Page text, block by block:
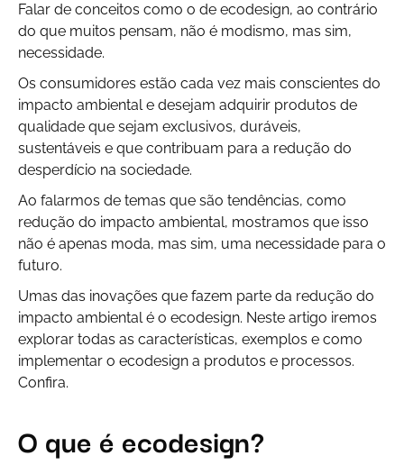
Falar de conceitos como o de ecodesign, ao contrário
do que muitos pensam, não é modismo, mas sim,
necessidade.
Os consumidores estão cada vez mais conscientes do
impacto ambiental e desejam adquirir produtos de
qualidade que sejam exclusivos, duráveis,
sustentáveis e que contribuam para a redução do
desperdício na sociedade.
Ao falarmos de temas que são tendências, como
redução do impacto ambiental, mostramos que isso
não é apenas moda, mas sim, uma necessidade para o
futuro.
Umas das inovações que fazem parte da redução do
impacto ambiental é o ecodesign. Neste artigo iremos
explorar todas as características, exemplos e como
implementar o ecodesign a produtos e processos.
Confira.
O que é ecodesign?